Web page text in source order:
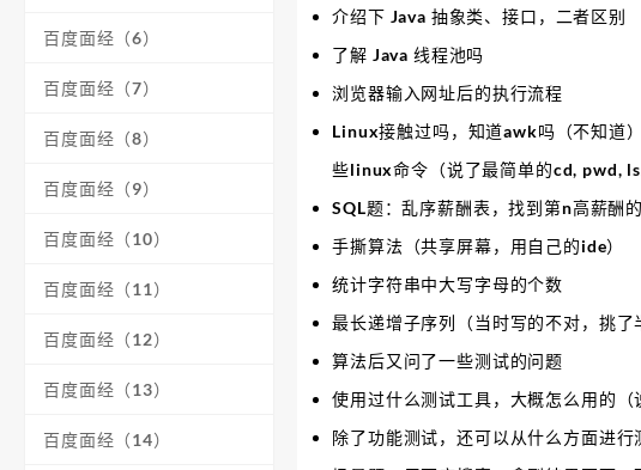
介绍下 Java 抽象类、接口，二者区别
了解 Java 线程池吗
浏览器输入网址后的执行流程
Linux接触过吗，知道awk吗（不知道
些linux命令（说了最简单的cd, pwd, ls
SQL题：乱序薪酬表，找到第n高薪酬
手撕算法（共享屏幕，用自己的ide）
统计字符串中大写字母的个数
最长递增子序列（当时写的不对，挑
算法后又问了一些测试的问题
使用过什么测试工具，大概怎么用的
除了功能测试，还可以从什么方面进行
百度面经（6）
百度面经（7）
百度面经（8）
百度面经（9）
百度面经（10）
百度面经（11）
百度面经（12）
百度面经（13）
百度面经（14）